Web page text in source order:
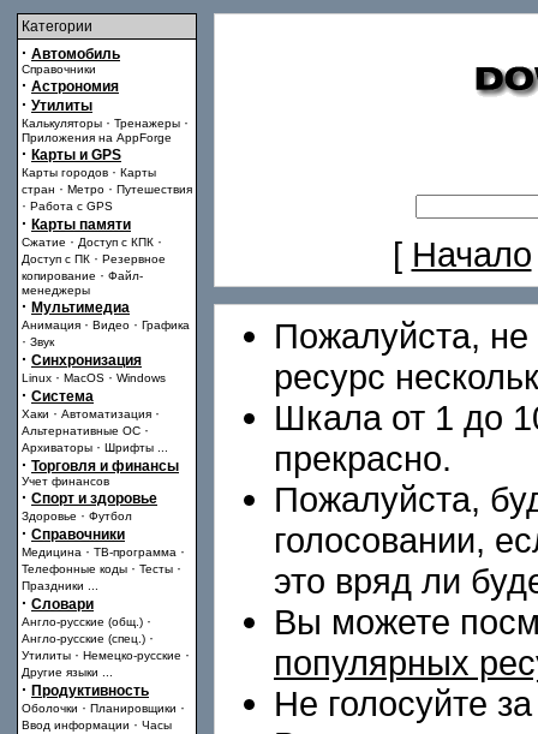
Категории
· Автомобиль
Справочники
· Астрономия
· Утилиты
Калькуляторы · Тренажеры ·
Приложения на AppForge
· Карты и GPS
Карты городов · Карты
стран · Метро · Путешествия
· Работа с GPS
· Карты памяти
Сжатие · Доступ с КПК ·
Доступ с ПК · Резервное
копирование · Файл-
менеджеры
· Мультимедиа
Анимация · Видео · Графика
· Звук
· Синхронизация
Linux · MacOS · Windows
· Система
Хаки · Автоматизация ·
Альтернативные ОС ·
Архиваторы · Шрифты
· Торговля и финансы
Учет финансов
· Спорт и здоровье
Здоровье · Футбол
· Справочники
Медицина · ТВ-программа ·
Телефонные коды · Тесты ·
Праздники
· Словари
Англо-русские (общ.) ·
Англо-русские (спец.) ·
Утилиты · Немецко-русские ·
Другие языки
· Продуктивность
Оболочки · Планировщики ·
Ввод информации · Часы
[ Начало
Пожалуйста, не
ресурс
Шкала от 1 до
прекрасно.
Пожалуйста,
голосовании,
это вряд ли
Вы можете
популярных
Не голосуйте